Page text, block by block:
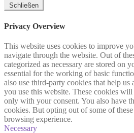
Schließen
Privacy Overview
This website uses cookies to improve
navigate through the website. Out of
categorized as necessary are stored on
essential for the working of basic
also use third-party cookies that help us
you use this website. These cookies
only with your consent. You also have
cookies. But opting out of some of
browsing experience.
Necessary